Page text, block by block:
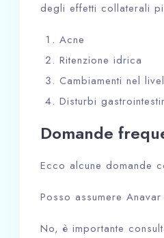
degli effetti collaterali
Acne
Ritenzione idrica
Cambiamenti nel
Disturbi
Domande
Ecco alcune domande
Posso assumere
No, è importante